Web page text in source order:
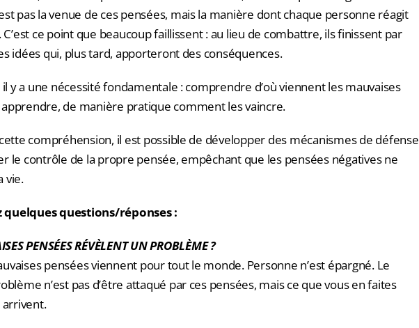
pas la venue de ces pensées, mais la manière dont chaque personne réagit
C’est ce point que beaucoup faillissent : au lieu de combattre, ils finissent par
idées qui, plus tard, apporteront des conséquences.
il y a une nécessité fondamentale : comprendre d’où viennent les mauvaises
de manière pratique comment les vaincre.
compréhension, il est possible de développer des mécanismes de défense
le contrôle de la propre pensée, empêchant que les pensées négatives ne
vie.
quelques questions/réponses :
PENSÉES RÉVÈLENT UN PROBLÈME ?
pensées viennent pour tout le monde. Personne n’est épargné. Le
n’est pas d’être attaqué par ces pensées, mais ce que vous en faites
arrivent.